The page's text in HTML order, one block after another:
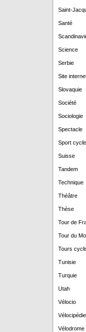
Saint-
Santé
Science
Serbie
Site
Slovaquie
Société
Sociologie
Spectacle
Sport
Suisse
Tandem
Technique
Théâtre
Thèse
Tour de
Tour du
Tours
Tunisie
Turquie
Utah
Vélocio
Vélocipédie
Vélodrome